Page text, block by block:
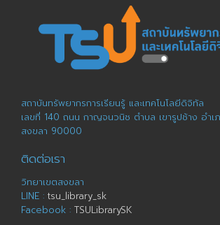
สถาบันทรัพยากรการเรียนรู้ และเทคโนโลยีดิจิทัล
เลขที่ 140 ถนน กาญจนวนิช ตำบล เขารูปช้าง อำเ
สงขลา 90000
ติดต่อเรา
วิทยาเขตสงขลา
LINE : tsu_library_sk
Facebook : TSULibrarySK